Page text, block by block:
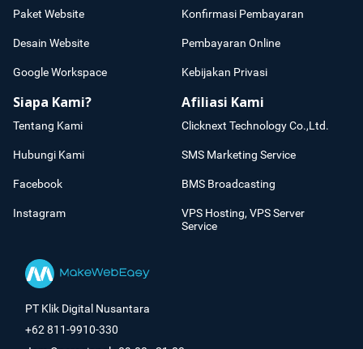
Paket Website
Desain Website
Google Workspace
Konfirmasi Pembayaran
Pembayaran Online
Kebijakan Privasi
Siapa Kami?
Tentang Kami
Hubungi Kami
Facebook
Instagram
Afiliasi Kami
Clicknext Technology Co.,Ltd.
SMS Marketing Service
BMS Broadcasting
VPS Hosting, VPS Server
Service
PT Klik Digital Nusantara
+62 811-9910-330